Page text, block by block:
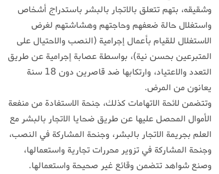
وشقيقه، بتهم تتعلق بالاتجار بالبشر باستدراج أشخاص
واستغلال حالة ضعفهم وحاجتهم وهشاشتهم لغرض
الاستغلال للقيام بأعمال إجرامية (النصب والاحتيال على
المتبرعين بحسن نية)، بواسطة عصابة إجرامية عن طريق
التعدد والاعتياد، وارتكابها ضد قاصرين دون 18 سنة
يعانون من المرض.
وتتضمن لائحة الاتهامات كذلك، جنحة الاستفادة من منفعة
الأموال المحصل عليها عن طريق ضحايا الاتجار بالبشر مع
العلم بجريمة الاتجار بالبشر، وجنحة المشاركة في النصب،
وجنحة المشاركة في تزوير محررات تجارية واستعمالها،
وصنع شواهد تتضمن وقائع غير صحيحة واستعمالها.